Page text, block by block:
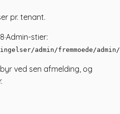
pr. tenant.
·Admin-stier:
/admin/fremmoede /
ved sen afmelding, og